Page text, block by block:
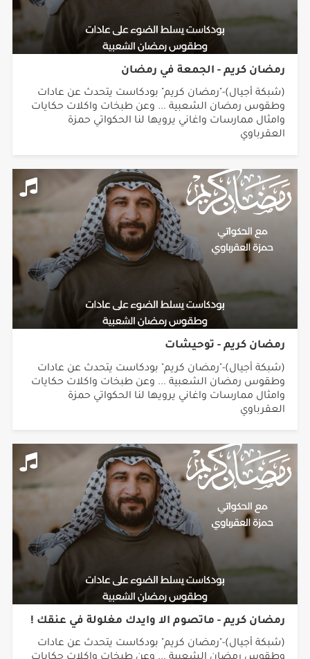
رمضان كريم - الجمعة في رمضان
(شبكة أجيال)-"رمضان كريم" بودكاست يتحدث عن عادات
وطقوس رمضان الشعبية ... وعن طبخات واكلات حكايات
وامثال ممارسات واغاني يرويها لنا الحكواتي حمزة
العقرباوي
رمضان كريم - توحيشات
(شبكة أجيال)-"رمضان كريم" بودكاست يتحدث عن عادات
وطقوس رمضان الشعبية ... وعن طبخات واكلات حكايات
وامثال ممارسات واغاني يرويها لنا الحكواتي حمزة
العقرباوي
رمضان كريم - ماتصوم الا وايدك مغلولة في عنقك !
(شبكة أجيال)-"رمضان كريم" بودكاست يتحدث عن عادات